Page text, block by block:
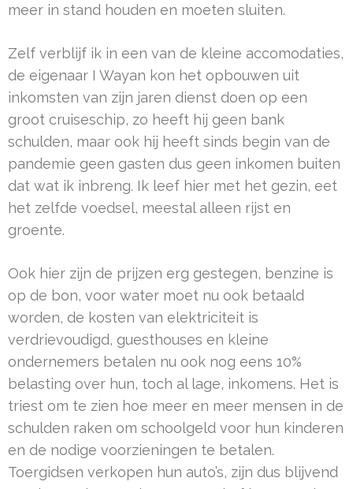
meer in stand houden en moeten sluiten.
Zelf verblijf ik in een van de kleine accomodaties,
de eigenaar I Wayan kon het opbouwen uit
inkomsten van zijn jaren dienst doen op een
groot cruiseschip, zo heeft hij geen bank
schulden, maar ook hij heeft sinds begin van de
pandemie geen gasten dus geen inkomen buiten
dat wat ik inbreng. Ik leef hier met het gezin, eet
het zelfde voedsel, meestal alleen rijst en
groente.
Ook hier zijn de prijzen erg gestegen, benzine is
op de bon, voor water moet nu ook betaald
worden, de kosten van elektriciteit is
verdrievoudigd, guesthouses en kleine
ondernemers betalen nu ook nog eens 10%
belasting over hun, toch al lage, inkomens. Het is
triest om te zien hoe meer en meer mensen in de
schulden raken om schoolgeld voor hun kinderen
en de nodige voorzieningen te betalen.
Toergidsen verkopen hun auto’s, zijn dus blijvend